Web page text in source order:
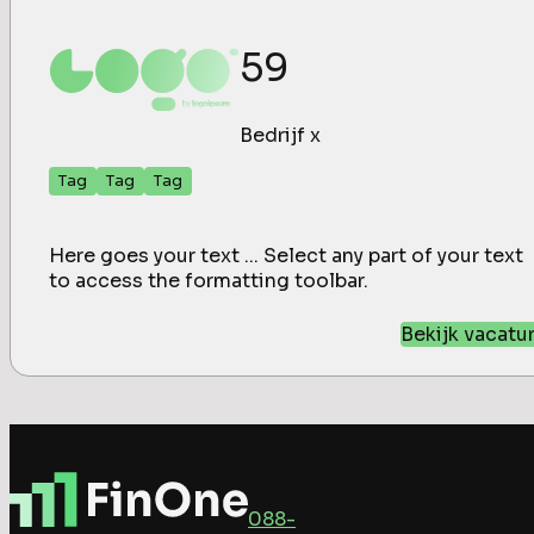
59
Bedrijf x
Tag Tag Tag
Here goes your text ... Select any part of your text
to access the formatting toolbar.
Bekijk
088-